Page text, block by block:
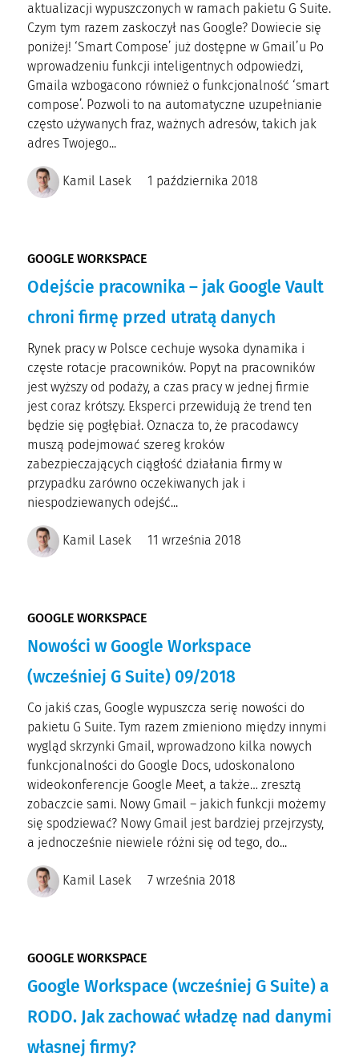
aktualizacji wypuszczonych w ramach pakietu G Suite.
Czym tym razem zaskoczył nas Google? Dowiecie się
poniżej! ‘Smart Compose’ już dostępne w Gmail’u Po
wprowadzeniu funkcji inteligentnych odpowiedzi,
Gmaila wzbogacono również o funkcjonalność ‘smart
compose’. Pozwoli to na automatyczne uzupełnianie
często używanych fraz, ważnych adresów, takich jak
adres Twojego...
Kamil Lasek 1 października 2018
GOOGLE WORKSPACE
Odejście pracownika – jak Google Vault
chroni firmę przed utratą danych
Rynek pracy w Polsce cechuje wysoka dynamika i
częste rotacje pracowników. Popyt na pracowników
jest wyższy od podaży, a czas pracy w jednej firmie
jest coraz krótszy. Eksperci przewidują że trend ten
będzie się pogłębiał. Oznacza to, że pracodawcy
muszą podejmować szereg kroków
zabezpieczających ciągłość działania firmy w
przypadku zarówno oczekiwanych jak i
niespodziewanych odejść...
Kamil Lasek 11 września 2018
GOOGLE WORKSPACE
Nowości w Google Workspace
(wcześniej G Suite) 09/2018
Co jakiś czas, Google wypuszcza serię nowości do
pakietu G Suite. Tym razem zmieniono między innymi
wygląd skrzynki Gmail, wprowadzono kilka nowych
funkcjonalności do Google Docs, udoskonalono
wideokonferencje Google Meet, a także… zresztą
zobaczcie sami. Nowy Gmail – jakich funkcji możemy
się spodziewać? Nowy Gmail jest bardziej przejrzysty,
a jednocześnie niewiele różni się od tego, do...
Kamil Lasek 7 września 2018
GOOGLE WORKSPACE
Google Workspace (wcześniej G Suite) a
RODO. Jak zachować władzę nad danymi
własnej firmy?